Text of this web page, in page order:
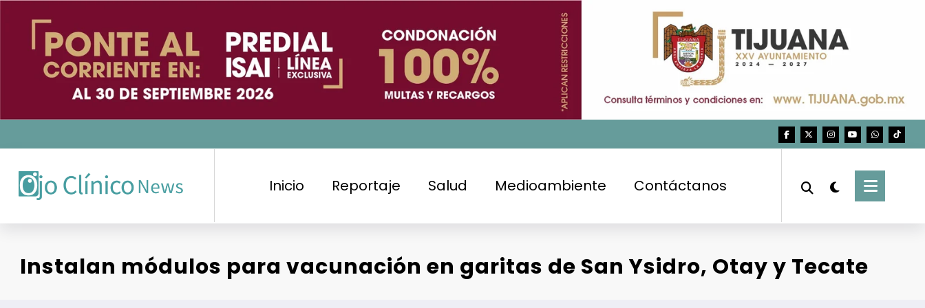
contenido
Inicio Reportaje Salud Medioambiente Contáctanos
Instalan módulos para vacunación en garitas de San Ysidro, Otay y Tecate